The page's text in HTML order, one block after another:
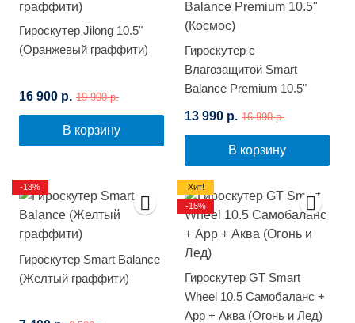
Гироскутер Jilong 10.5"
(Оранжевый граффити)
16 900 р. 19 900 р.
В корзину
Гироскутер с
Влагозащитой Smart
Balance Premium 10.5"
13 990 р. 16 990 р.
В корзину
Гироскутер Smart Balance
(Желтый граффити)
-13%
Гироскутер GT Smart
Wheel 10.5 Самобаланс +
App + Аква (Огонь и Лед)
Хит!
-15%